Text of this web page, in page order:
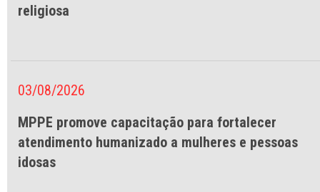
religiosa
03/08/2026
MPPE promove capacitação para fortalecer
atendimento humanizado a mulheres e pessoas
idosas